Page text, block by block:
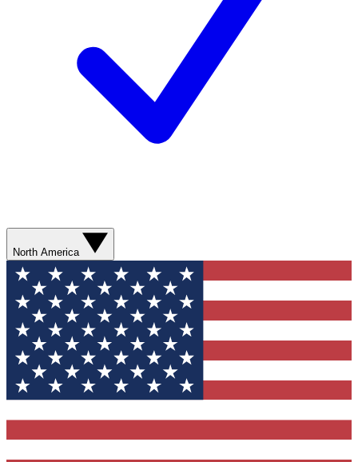
North America